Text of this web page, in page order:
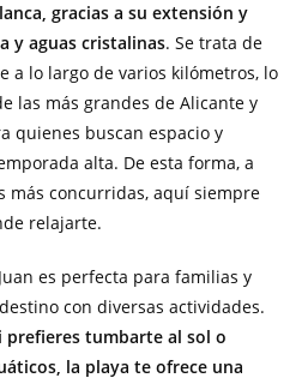
gracias a su extensión y
y aguas cristalinas. Se trata de
a lo largo de varios kilómetros, lo
las más grandes de Alicante y
quienes buscan espacio y
alta. De esta forma, a
más concurridas, aquí siempre
relajarte.
es perfecta para familias y
con diversas actividades.
tumbarte al sol o
la playa te ofrece una